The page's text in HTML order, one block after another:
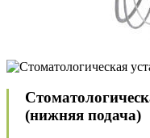
(нижняя подача)